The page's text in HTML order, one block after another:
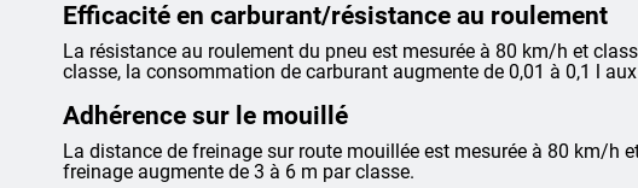
Efficacité en carburant/résistance au roulement
La résistance au roulement du pneu est mesurée à 80 km/h et
classe, la consommation de carburant augmente de 0,01 à 0,1 l
Adhérence sur le mouillé
La distance de freinage sur route mouillée est mesurée à 80 km/h
freinage augmente de 3 à 6 m par classe.